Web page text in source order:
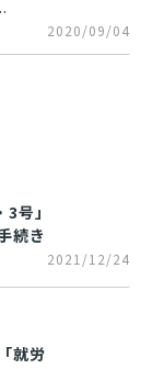
2020/09/04
号」
続き
2021/12/24
就労